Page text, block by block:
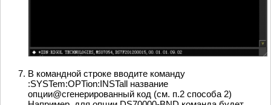
В командной строке вводите команду
:SYSTem:OPTion:INSTall название
опции@сгенерированный код (см. п.2 способа 2)